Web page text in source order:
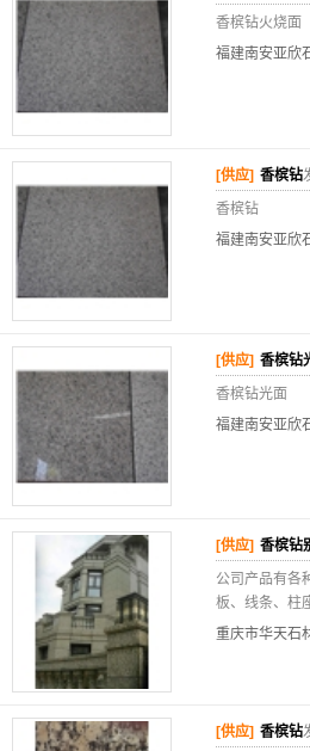
香槟钻火烧面
福建南安亚欣
[供应] 香槟钻
香槟钻
福建南安亚欣
[供应] 香槟钻
香槟钻光面
福建南安亚欣
[供应] 香槟钻
公司产品有各
板、线条、柱
重庆市华天石
[供应] 香槟钻